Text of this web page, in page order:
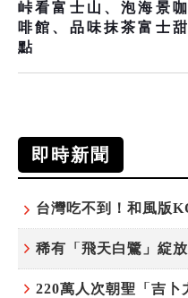
峠看富士山、泡海景咖
啡館、品味抹茶富士甜
點
即時新聞